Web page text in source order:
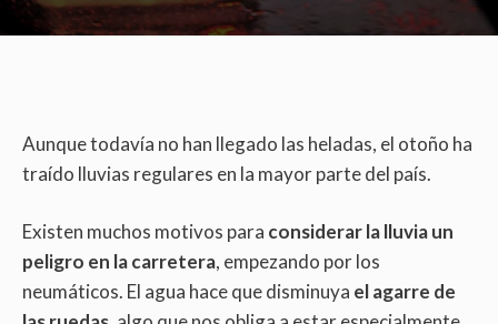
Aunque todavía no han llegado las heladas, el otoño ha
traído lluvias regulares en la mayor parte del país.
Existen muchos motivos para considerar la lluvia un
peligro en la carretera, empezando por los
neumáticos. El agua hace que disminuya el agarre de